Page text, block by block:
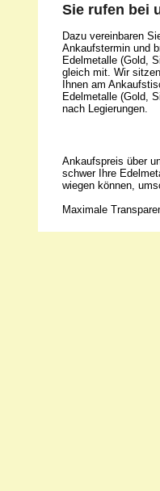
Sie rufen bei
Dazu vereinbaren
Ankaufstermin und
Edelmetalle (Gold,
gleich mit. Wir
Ihnen am
Edelmetalle (Gold,
nach Legierungen.
Ankaufspreis über
schwer Ihre
wiegen können,
Maximale